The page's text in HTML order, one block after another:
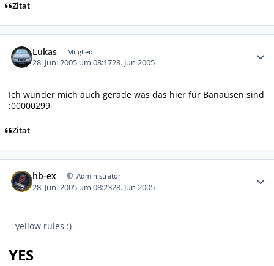
Zitat
Lukas Mitglied
28. Juni 2005 um 08:1728. Jun 2005
Ich wunder mich auch gerade was das hier für Banausen sind
:00000299
Zitat
hb-ex Administrator
28. Juni 2005 um 08:2328. Jun 2005
yellow rules :)
YES